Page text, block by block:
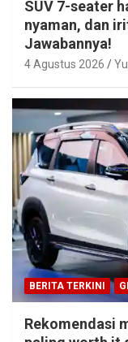
SUV 7-seater
nyaman, dan
Jawabannya!
4 Agustus 2026
BERITA TERKINI
Rekomendasi